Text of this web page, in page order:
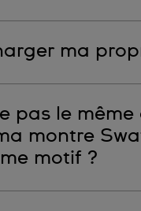
ma
pas le
montre
motif ?